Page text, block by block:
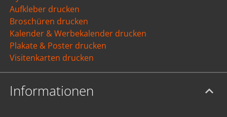
Aufkleber drucken
Broschüren drucken
Kalender & Werbekalender drucken
Plakate & Poster drucken
Visitenkarten drucken
Informationen